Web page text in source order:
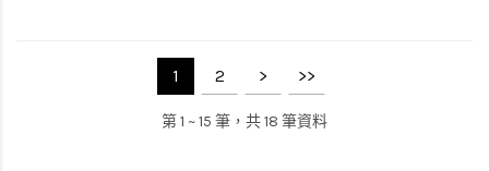
1 2 > >>
第 1 ~ 15 筆，共 18 筆資料